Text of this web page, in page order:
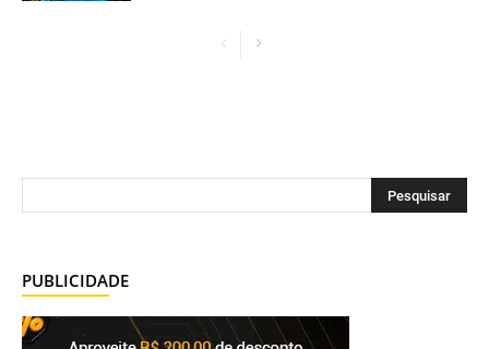
PUBLICIDADE